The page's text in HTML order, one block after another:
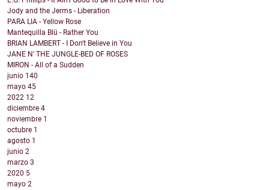
Jody and the Jerms - Liberation
PARA LIA - Yellow Rose
Mantequilla Blü - Rather You
BRIAN LAMBERT - I Don't Believe in You
JANE N' THE JUNGLE-BED OF ROSES
MIRON - All of a Sudden
junio 140
mayo 45
2022 12
diciembre 4
noviembre 1
octubre 1
agosto 1
junio 2
marzo 3
2020 5
mayo 2